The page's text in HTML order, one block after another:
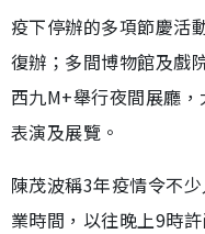
疫下停辦的多項節慶活
復辦；多間博物館及戲
西九M+舉行夜間展廳
表演及展覽。
陳茂波稱3年疫情令不
業時間，以往晚上9時